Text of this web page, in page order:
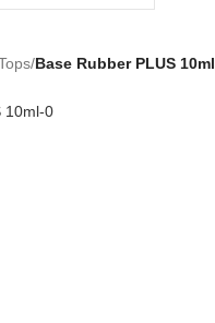
/Base Rubber PLUS 10ml